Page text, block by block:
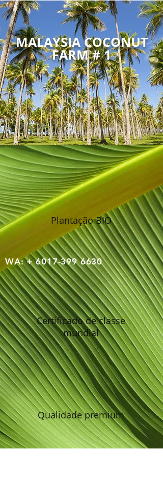
MALAYSIA COCONUT
FARM # 1
Plantação BIO
WA: +6017-399 6630
Certificado de classe
mundial
Qualidade premium